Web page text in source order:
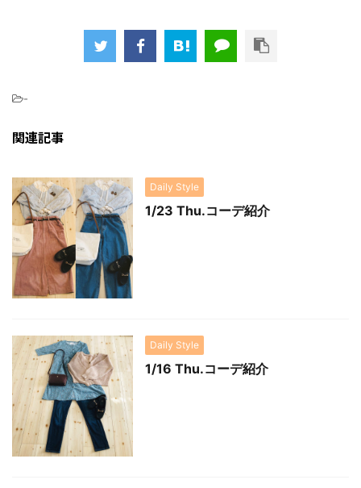
-
関連記事
Daily Style
1/23 Thu.コーデ紹介
Daily Style
1/16 Thu.コーデ紹介